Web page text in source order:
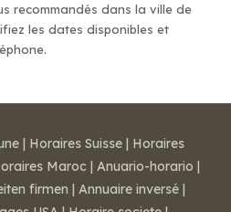
recommandés dans la ville de
les dates disponibles et
| Horaires Suisse | Horaires
Maroc | Anuario-horario |
firmen | Annuaire inversé |